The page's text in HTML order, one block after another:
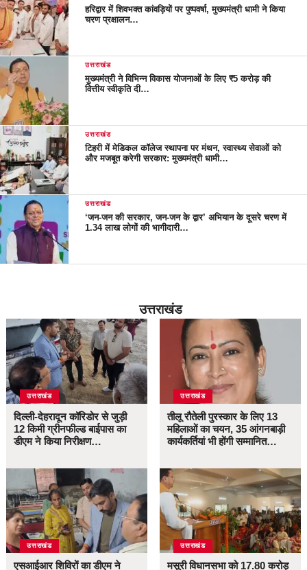
हरिद्वार में शिवभक्त कांवड़ियों पर पुष्पवर्षा, मुख्यमंत्री धामी ने किया
चरण प्रक्षालन…
उत्तराखंड
मुख्यमंत्री ने विभिन्न विकास योजनाओं के लिए ₹5 करोड़ की
वित्तीय स्वीकृति दी…
उत्तराखंड
टिहरी में मेडिकल कॉलेज स्थापना पर मंथन, स्वास्थ्य सेवाओं को
और मजबूत करेगी सरकार: मुख्यमंत्री धामी…
उत्तराखंड
‘जन-जन की सरकार, जन-जन के द्वार’ अभियान के दूसरे चरण में
1.34 लाख लोगों की भागीदारी…
उत्तराखंड
उत्तराखंड
दिल्ली-देहरादून कॉरिडोर से जुड़ी
12 किमी ग्रीनफील्ड बाईपास का
डीएम ने किया निरीक्षण…
उत्तराखंड
एसआईआर शिविरों का डीएम ने
उत्तराखंड
तीलू रौतेली पुरस्कार के लिए 13
महिलाओं का चयन, 35 आंगनबाड़ी
कार्यकर्तियां भी होंगी सम्मानित…
उत्तराखंड
मसूरी विधानसभा को 17.80 करोड़